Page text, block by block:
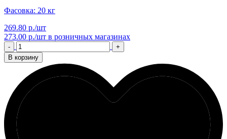
Фасовка: 20 кг
269.80 р./шт
273.00 р./шт в розничных магазинах
-
+
В корзину